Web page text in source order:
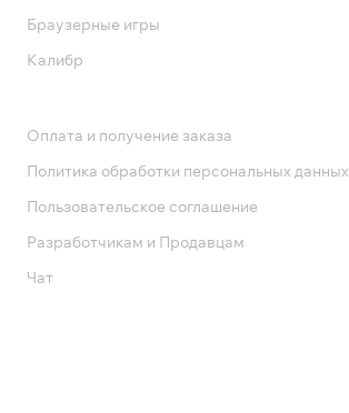
Браузерные игры
Калибр
Оплата и получение заказа
Политика обработки персональных данных
Пользовательское соглашение
Разработчикам и Продавцам
Чат